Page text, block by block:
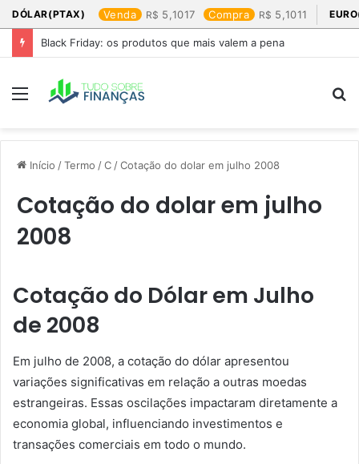
DÓLAR(PTAX) Venda 5,1017 Compra 5,1011
Black Friday: os produtos que mais valem a pena
Menu
Início /Termo /C /Cotação do dolar em julho 2008​
Cotação do dolar em julho
2008​
Cotação do Dólar em Julho
de 2008
Em julho de 2008, a cotação do dólar apresentou
variações significativas em relação a outras moedas
estrangeiras. Essas oscilações impactaram diretamente a
economia global, influenciando investimentos e
transações comerciais em todo o mundo.